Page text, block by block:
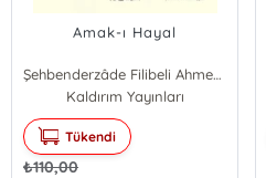
Amak-ı Hayal
Şehbenderzâde Filibeli Ahmed Hilmi
Kaldırım Yayınları
Tükendi
₺110,00